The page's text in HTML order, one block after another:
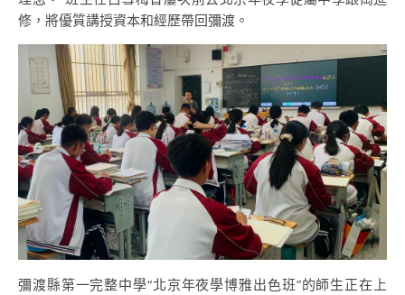
修，將優質講授資本和經歷帶回彌渡。
彌渡縣第一完整中學“北京年夜學博雅出色班”的師生正在上